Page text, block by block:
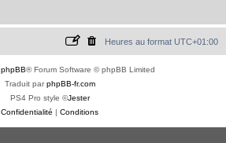
Heures au format UTC+01:00
phpBB® Forum Software © phpBB Limited
Traduit parphpBB-fr.com
PS4 Pro style ©Jester
Confidentialité | Conditions